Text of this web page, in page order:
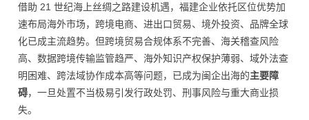
借助 21 世纪海上丝绸之路建设机遇，福建企业依托区位优势加
速布局海外市场，跨境电商、进出口贸易、境外投资、品牌全球
化已成主流趋势。但跨境贸易合规体系不完善、海关稽查风险
高、数据跨境传输监管趋严、海外知识产权保护薄弱、域外法查
明困难、跨法域协作成本高等问题，已成为闽企出海的主要障
碍，一旦处置不当极易引发行政处罚、刑事风险与重大商业损
失。